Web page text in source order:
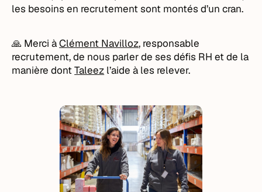
les besoins en recrutement sont montés d’un cran.
🙏 Merci àClément Navilloz, responsable
recrutement, de nous parler de ses défis RH et de la
manière dontTaleez l’aide à les relever.